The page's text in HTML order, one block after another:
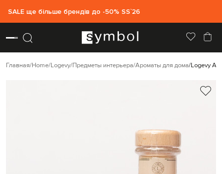
SALE ще більше брендів до -50% SS`26
Главная Home Logevy Предметы интерьера Ароматы для дома Logevy